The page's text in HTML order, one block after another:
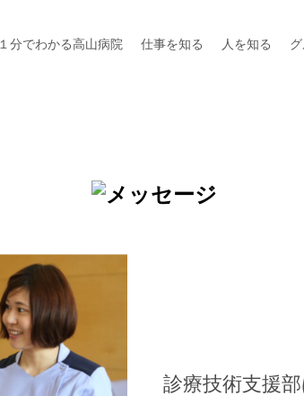
１分でわかる高山病院 仕事を知る 人を知る
診療技術支援